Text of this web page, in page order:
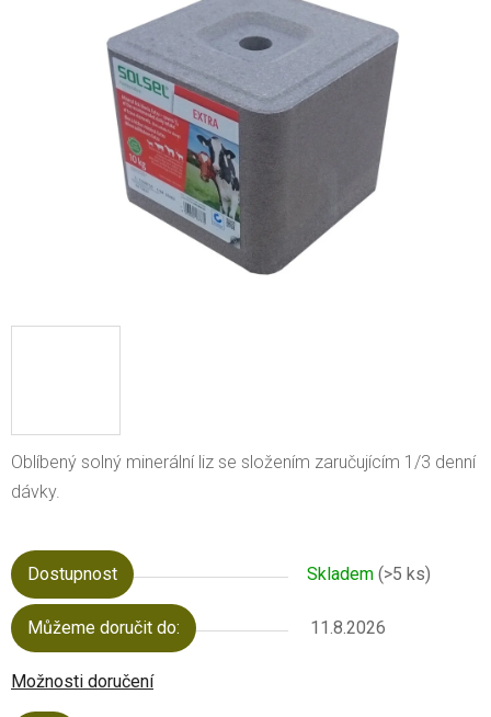
Oblíbený solný minerální liz se složením zaručujícím 1/3 denní
dávky.
Dostupnost Skladem (>5 ks)
Můžeme doručit do: 11.8.2026
Možnosti doručení